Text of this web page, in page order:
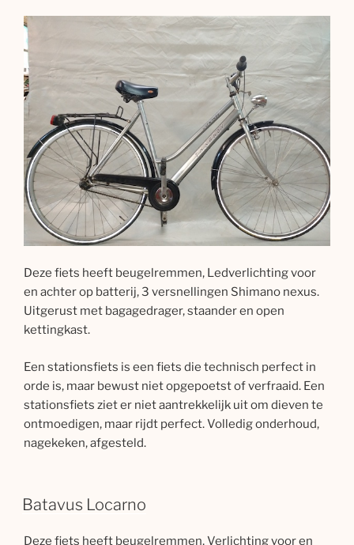
Deze fiets heeft beugelremmen, Ledverlichting voor
en achter op batterij, 3 versnellingen Shimano nexus.
Uitgerust met bagagedrager, staander en open
kettingkast.
Een stationsfiets is een fiets die technisch perfect in
orde is, maar bewust niet opgepoetst of verfraaid. Een
stationsfiets ziet er niet aantrekkelijk uit om dieven te
ontmoedigen, maar rijdt perfect. Volledig onderhoud,
nagekeken, afgesteld.
Batavus Locarno
Deze fiets heeft beugelremmen, Verlichting voor en